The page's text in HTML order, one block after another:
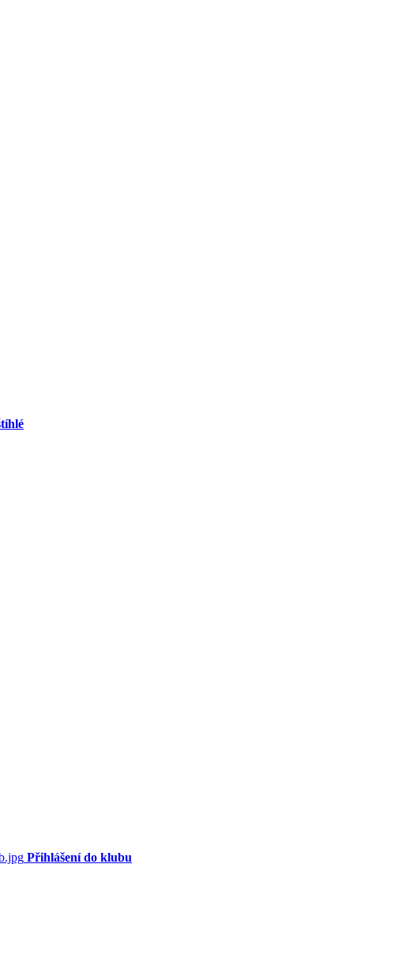
Přihlášení do klubu